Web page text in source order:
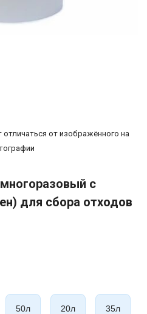
от изображённого на
с
для сбора отходов
50л 20л 35л